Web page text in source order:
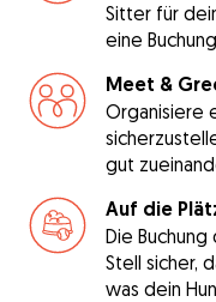
Sitter für
eine
Meet &
Organisiere
gut
Auf die
Die
Stell sicher,
was dein